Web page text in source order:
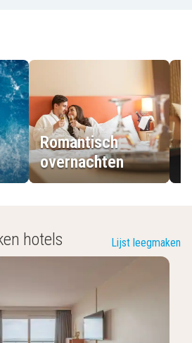
Romantisch
overnachten
hotels Lijst leegmaken